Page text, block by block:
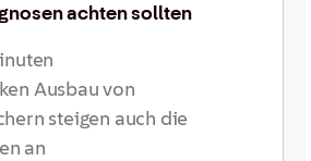
achten sollten
Ausbau von
steigen auch die
an